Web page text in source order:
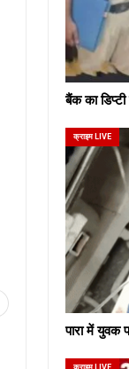
बैंक का
क्राइम LIVE
पारा में युवक
क्राइम LIVE